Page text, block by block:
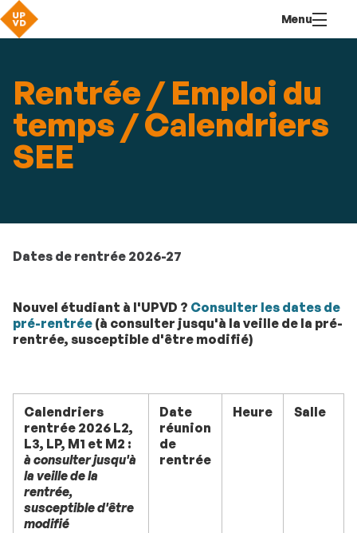
contenu
Menu
Rentrée / Emploi du
temps / Calendriers
SEE
Dates de rentrée 2026-27
Nouvel étudiant à l'UPVD ? Consulter les dates de
pré-rentrée (à consulter jusqu'à la veille de la pré-
rentrée, susceptible d'être modifié)
Calendriers
rentrée 2026 L2,
L3, LP, M1 et M2 :
à consulter jusqu'à
la veille de la
rentrée,
susceptible d'être
modifié
Date
réunion
de
rentrée
Heure Salle